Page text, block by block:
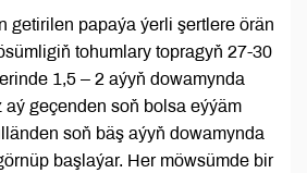
getirilen papaýa ýerli şertlere örän
tohumlary topragyň 27-30
1,5 – 2 aýyň dowamynda
aý geçenden soň bolsa eýýäm
soň bäş aýyň dowamynda
başlaýar. Her möwsümde bir